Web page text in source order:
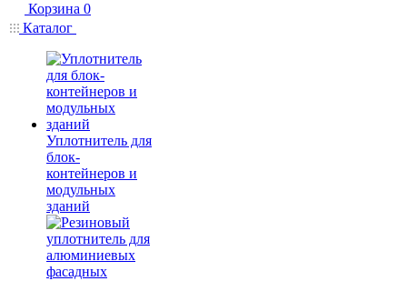
Корзина 0
Каталог
Уплотнитель для
блок-
контейнеров и
модульных
зданий